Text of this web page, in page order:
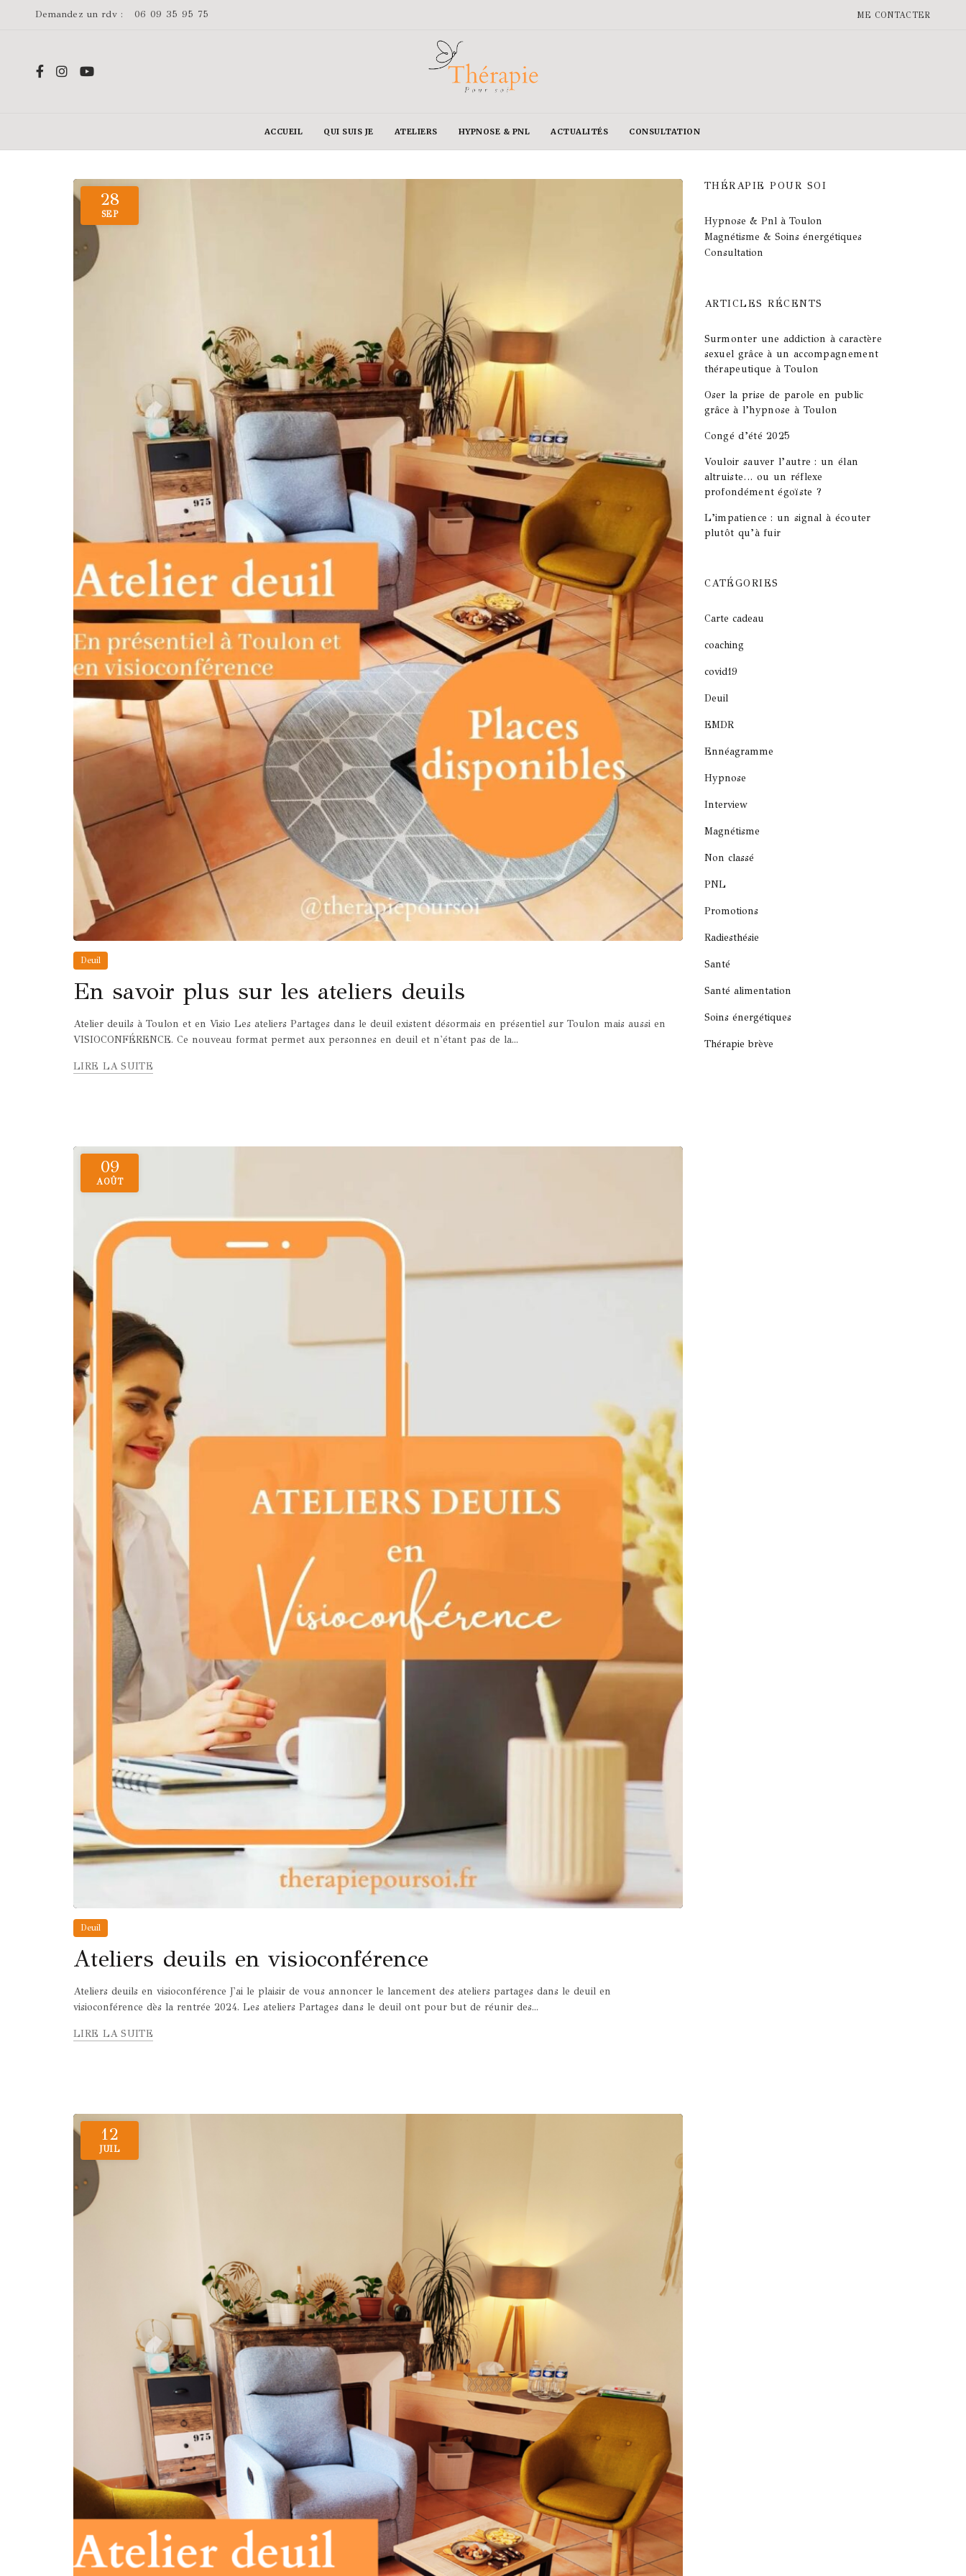
Demandez un rdv : 06 09 35 95 75 ME CONTACTER
ACCUEIL QUI SUIS JE ATELIERS HYPNOSE & PNL ACTUALITÉS CONSULTATION
28
SEP
Deuil
En savoir plus sur les ateliers deuils
Atelier deuils à Toulon et en Visio Les ateliers Partages dans le deuil existent désormais en présentiel sur Toulon mais aussi en
VISIOCONFÉRENCE. Ce nouveau format permet aux personnes en deuil et n'étant pas de la...
LIRE LA SUITE
09
AOÛT
Deuil
Ateliers deuils en visioconférence
Ateliers deuils en visioconférence J'ai le plaisir de vous annoncer le lancement des ateliers partages dans le deuil en
visioconférence dès la rentrée 2024. Les ateliers Partages dans le deuil ont pour but de réunir des...
LIRE LA SUITE
12
JUIL
THÉRAPIE POUR SOI
Hypnose & Pnl à Toulon
Magnétisme & Soins énergétiques
Consultation
ARTICLES RÉCENTS
Surmonter une addiction à caractère
sexuel grâce à un accompagnement
thérapeutique à Toulon
Oser la prise de parole en public
grâce à l’hypnose à Toulon
Congé d’été 2025
Vouloir sauver l’autre : un élan
altruiste… ou un réflexe
profondément égoïste ?
L’impatience : un signal à écouter
plutôt qu’à fuir
CATÉGORIES
Carte cadeau
coaching
covid19
Deuil
EMDR
Ennéagramme
Hypnose
Interview
Magnétisme
Non classé
PNL
Promotions
Radiesthésie
Santé
Santé alimentation
Soins énergétiques
Thérapie brève